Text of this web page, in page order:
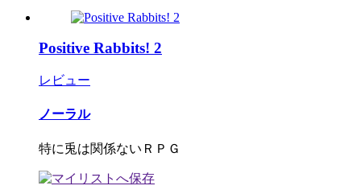
Positive Rabbits! 2
レビュー
ノーラル
特に兎は関係ないＲＰＧ